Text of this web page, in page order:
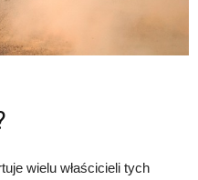
wielu właścicieli tych